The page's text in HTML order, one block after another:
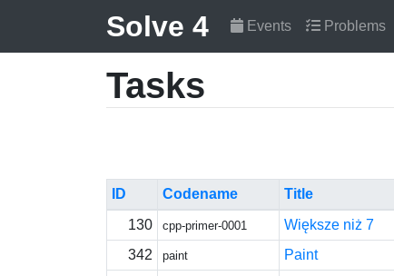
Solve 4 Events Problems
Tasks
ID Codename Title
130
cpp-primer-0001 Większe niż 7
342
paint Paint